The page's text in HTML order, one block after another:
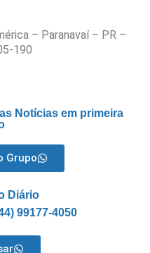
– Paranavaí – PR –
190
Notícias em primeira
Grupo
Diário
99177-4050